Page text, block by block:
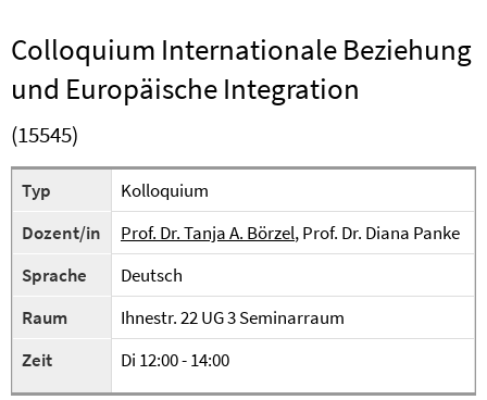
Colloquium Internationale Beziehung
und Europäische Integration
(15545)
Typ
Kolloquium
Dozent/in
Prof. Dr. Tanja A. Börzel, Prof. Dr. Diana Panke
Sprache
Deutsch
Raum
Ihnestr. 22 UG 3 Seminarraum
Zeit
Di 12:00 - 14:00